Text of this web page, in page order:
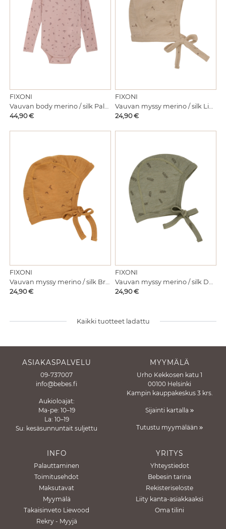
FIXONI
Hinta
44,90 €
FIXONI
Hinta
24,90 €
FIXONI
Hinta
24,90 €
FIXONI
Hinta
24,90 €
Kaikki tuotteet ladattu
ASIAKASPALVELU
09-737007
info@bebes.fi
Aukioloajat:
Ma-pe: 10–19
La: 10–19
Su: kesäsunnuntait suljettu
MYYMÄLÄ
Urho Kekkosen katu 1
00100 Helsinki
Kampin kauppakeskus 3 krs.
Sijainti kartalla
Tutustu myymälään
INFO
Palauttaminen
Toimitusehdot
Maksutavat
Myymälä
Takaisinveto Liewood
Rekry - Myyjä
YRITYS
Yhteystiedot
Bebesin tarina
Rekisteriseloste
Liity kanta-asiakkaaksi
Oma tilini